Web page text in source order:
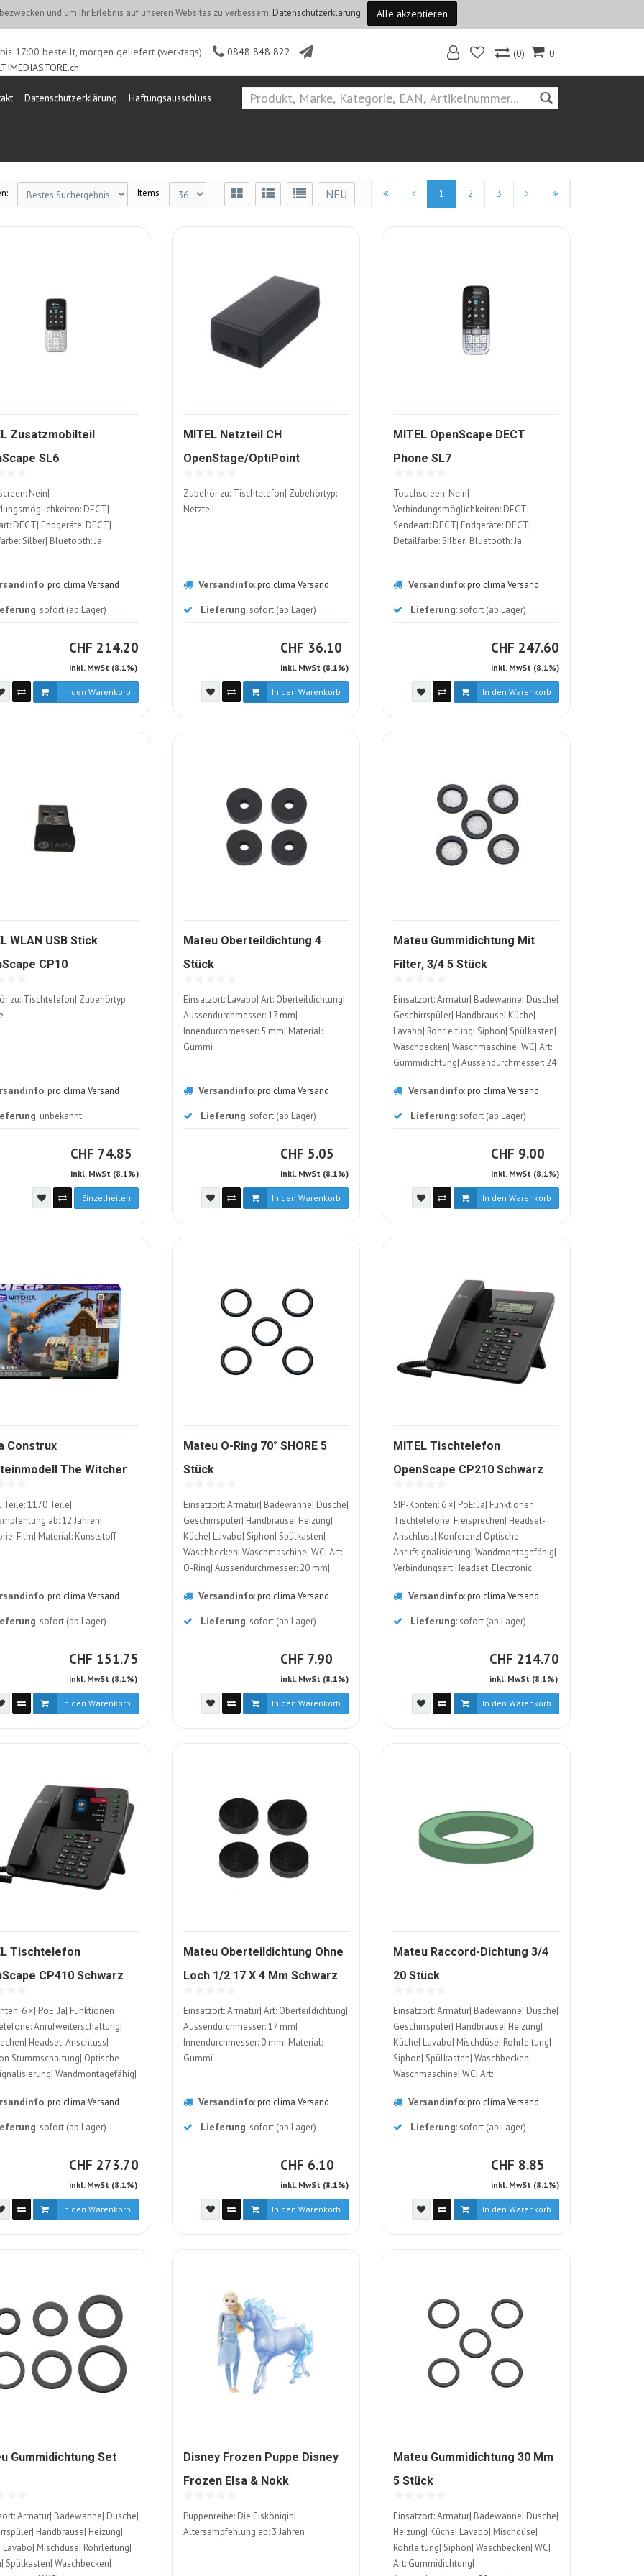
und um Ihr Erlebnis auf unseren Websites zu verbessern. Datenschutzerklärung Alle akzeptieren
17:00 bestellt, morgen geliefert (werktags).
0848 848 822
0
(0)
Datenschutzerklärung Haftungsausschluss
Items NEU 1 2 3
Zusatzmobilteil
SL61220165-
Nein|
DECT|
DECT| Endgeräte: DECT|
Silber| Bluetooth: Ja
:pro clima Versand
: sofort (ab Lager)
CHF CHF
214.20
inkl. MwSt (8.1%)
In den Warenkorb
MITEL Netzteil CH
OpenStage/OptiPoint135785-
Zubehör zu: Tischtelefon| Zubehörtyp:
Netzteil
Versandinfo:pro clima Versand
Lieferung: sofort (ab Lager)
CHF CHF
36.10
inkl. MwSt (8.1%)
In den Warenkorb
MITEL OpenScape DECT
Phone SL72163092-
Touchscreen: Nein|
Verbindungsmöglichkeiten: DECT|
Sendeart: DECT| Endgeräte: DECT|
Detailfarbe: Silber| Bluetooth: Ja
Versandinfo:pro clima Versand
Lieferung: sofort (ab Lager)
CHF CHF
247.60
inkl. MwSt (8.1%)
In den Warenkorb
WLAN USB Stick
CP101508797-
zu: Tischtelefon| Zubehörtyp:
:pro clima Versand
: unbekannt
CHF CHF
74.85
inkl. MwSt (8.1%)
Einzelheiten
Mateu Oberteildichtung 4
Stück893994-
Einsatzort: Lavabo| Art: Oberteildichtung|
Aussendurchmesser: 17 mm|
Innendurchmesser: 5 mm| Material:
Gummi
Versandinfo:pro clima Versand
Lieferung: sofort (ab Lager)
CHF CHF
5.05
inkl. MwSt (8.1%)
In den Warenkorb
Mateu Gummidichtung Mit
Filter, 3/4 5 Stück1126739-
Einsatzort: Armatur| Badewanne| Dusche|
Geschirrspüler| Handbrause| Küche|
Lavabo| Rohrleitung| Siphon| Spülkasten|
Waschbecken| Waschmaschine| WC| Art:
Gummidichtung| Aussendurchmesser: 24
Gummi| Metall
Versandinfo:pro clima Versand
Lieferung: sofort (ab Lager)
CHF CHF
9.00
inkl. MwSt (8.1%)
In den Warenkorb
Construx
The Witcher
ALT
1170 Teile|
ab: 12 Jahren|
Film| Material: Kunststoff
:pro clima Versand
: sofort (ab Lager)
CHF CHF
151.75
inkl. MwSt (8.1%)
In den Warenkorb
Mateu O-Ring 70° SHORE 5
Stück1126763-
Einsatzort: Armatur| Badewanne| Dusche|
Geschirrspüler| Handbrause| Heizung|
Küche| Lavabo| Siphon| Spülkasten|
Waschbecken| Waschmaschine| WC| Art:
O-Ring| Aussendurchmesser: 20 mm|
GummiVersandinfo:pro clima Versand
Lieferung: sofort (ab Lager)
CHF CHF
7.90
inkl. MwSt (8.1%)
In den Warenkorb
MITEL Tischtelefon
OpenScape CP210 Schwarz
SIP-Konten: 6 ×| PoE: Ja| Funktionen
Tischtelefone: Freisprechen| Headset-
Anschluss| Konferenz| Optische
Anrufsignalisierung| Wandmontagefähig|
Verbindungsart Headset: Electronic
Tiefe: 168 mm| 206 mm
Versandinfo:pro clima Versand
Lieferung: sofort (ab Lager)
CHF CHF
214.70
inkl. MwSt (8.1%)
In den Warenkorb
Tischtelefon
CP410 Schwarz1576498-
6 ×| PoE: Ja| Funktionen
Anrufweiterschaltung|
Headset-Anschluss|
Stummschaltung| Optische
Wandmontagefähig|
Nein| Tiefe: 206 mm
:pro clima Versand
: sofort (ab Lager)
CHF CHF
273.70
inkl. MwSt (8.1%)
In den Warenkorb
Mateu Oberteildichtung Ohne
Loch 1/2 17 X 4 Mm Schwarz
ALT
Einsatzort: Armatur| Art: Oberteildichtung|
Aussendurchmesser: 17 mm|
Innendurchmesser: 0 mm| Material:
Gummi
Versandinfo:pro clima Versand
Lieferung: sofort (ab Lager)
CHF CHF
6.10
inkl. MwSt (8.1%)
In den Warenkorb
Mateu Raccord-Dichtung 3/4
20 Stück1126773-
Einsatzort: Armatur| Badewanne| Dusche|
Geschirrspüler| Handbrause| Heizung|
Küche| Lavabo| Mischdüse| Rohrleitung|
Siphon| Spülkasten| Waschbecken|
Waschmaschine| WC| Art:
24 mm| Innendurchmesser: 17 mm|
Material: Kunststoff
Versandinfo:pro clima Versand
Lieferung: sofort (ab Lager)
CHF CHF
8.85
inkl. MwSt (8.1%)
In den Warenkorb
Gummidichtung Set1126722-
Armatur| Badewanne| Dusche|
Handbrause| Heizung|
Lavabo| Mischdüse| Rohrleitung|
Spülkasten| Waschbecken|
Disney Frozen Puppe Disney
Frozen Elsa & Nokk1480908-
Puppenreihe: Die Eiskönigin|
Altersempfehlung ab: 3 Jahren
Mateu Gummidichtung 30 Mm
5 Stück1126726-
Einsatzort: Armatur| Badewanne| Dusche|
Heizung| Küche| Lavabo| Mischdüse|
Rohrleitung| Siphon| Waschbecken| WC|
Art: Gummidichtung|